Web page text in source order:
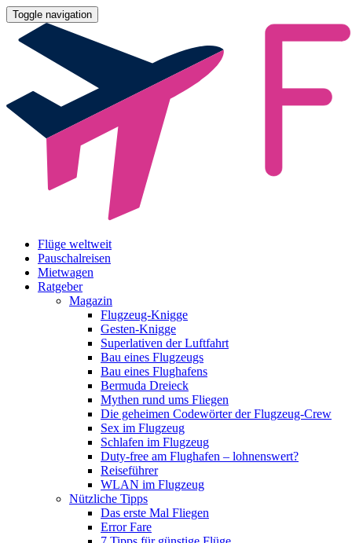
Toggle navigation
Flüge weltweit
Pauschalreisen
Mietwagen
Ratgeber
Magazin
Flugzeug-Knigge
Gesten-Knigge
Superlativen der Luftfahrt
Bau eines Flugzeugs
Bau eines Flughafens
Bermuda Dreieck
Mythen rund ums Fliegen
Die geheimen Codewörter der Flugzeug-Crew
Sex im Flugzeug
Schlafen im Flugzeug
Duty-free am Flughafen – lohnenswert?
Reiseführer
WLAN im Flugzeug
Nützliche Tipps
Das erste Mal Fliegen
Error Fare